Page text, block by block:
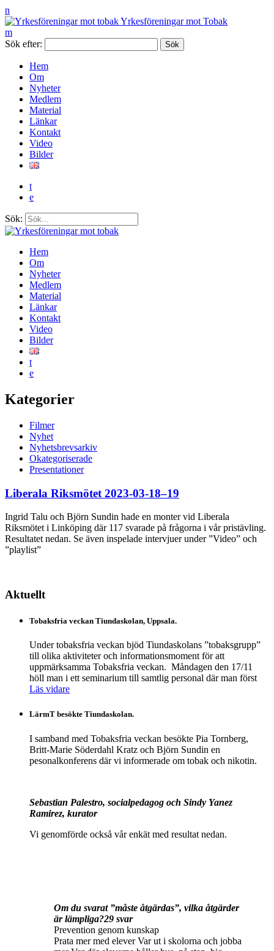
n
Yrkesföreningar mot Tobak
m
Sök efter:
Hem
Om
Nyheter
Medlem
Material
Länkar
Kontakt
Video
Bilder
t
e
Sök:
Hem
Om
Nyheter
Medlem
Material
Länkar
Kontakt
Video
Bilder
t
e
Kategorier
Filmer
Nyhet
Nyhetsbrevsarkiv
Okategoriserade
Presentationer
Liberala Riksmötet 2023-03-18–19
Ingrid Talu och Björn Sundin hade en monter vid Liberala
Riksmötet i Linköping där 117 svarade på frågorna i vår pristävling.
Resultatet nedan. Se även inspelade intervjuer under ”Video” och
”playlist”
Aktuellt
Tobaksfria veckan Tiundaskolan, Uppsala.
Under tobaksfria veckan bjöd Tiundaskolans ”tobaksgrupp”
till olika aktiviteter och informationsmoment för att
uppmärksamma Tobaksfria veckan. Måndagen den 17/11
höll man i ett seminarium till samtlig personal där man först
Läs vidare
LärmT besökte Tiundaskolan.
I samband med Tobaksfria veckan besökte Pia Tornberg,
Britt-Marie Söderdahl Kratz och Björn Sundin en
pesonalkonferens där vi informerade om tobak och nikotin.
Sebastian Palestro, socialpedagog och Sindy Yanez
Ramirez, kurator
Vi genomförde också vår enkät med resultat nedan.
Om du svarat ”måste åtgärdas”, vilka åtgärder
är lämpliga?29 svar
Prevention genom kunskap
Prata mer med elever Var ut i skolorna och jobba